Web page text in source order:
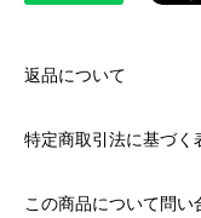
返品について
特定商取引法に基づく
この商品について問い